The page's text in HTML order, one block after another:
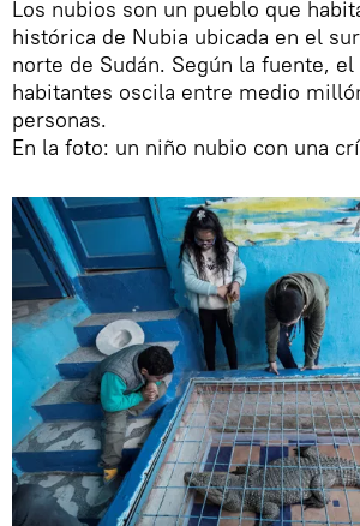
Los nubios son un pueblo que
histórica de Nubia ubicada en el
norte de Sudán. Según la fuente,
habitantes oscila entre medio
personas.
En la foto: un niño nubio con una